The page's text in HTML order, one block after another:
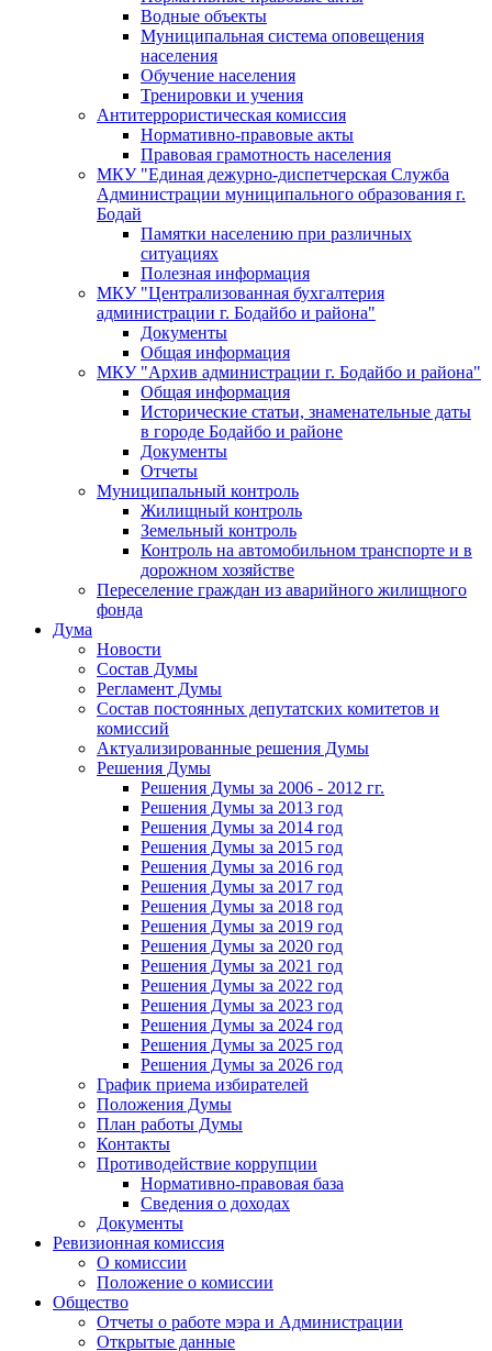
Водные объекты
Муниципальная система оповещения
населения
Обучение населения
Тренировки и учения
Антитеррористическая комиссия
Нормативно-правовые акты
Правовая грамотность населения
МКУ "Единая дежурно-диспетчерская Служба
Администрации муниципального образования г.
Бодай
Памятки населению при различных
ситуациях
Полезная информация
МКУ "Централизованная бухгалтерия
администрации г. Бодайбо и района"
Документы
Общая информация
МКУ "Архив администрации г. Бодайбо и района"
Общая информация
Исторические статьи, знаменательные даты
в городе Бодайбо и районе
Документы
Отчеты
Муниципальный контроль
Жилищный контроль
Земельный контроль
Контроль на автомобильном транспорте и в
дорожном хозяйстве
Переселение граждан из аварийного жилищного
фонда
Дума
Новости
Состав Думы
Регламент Думы
Состав постоянных депутатских комитетов и
комиссий
Актуализированные решения Думы
Решения Думы
Решения Думы за 2006 - 2012 гг.
Решения Думы за 2013 год
Решения Думы за 2014 год
Решения Думы за 2015 год
Решения Думы за 2016 год
Решения Думы за 2017 год
Решения Думы за 2018 год
Решения Думы за 2019 год
Решения Думы за 2020 год
Решения Думы за 2021 год
Решения Думы за 2022 год
Решения Думы за 2023 год
Решения Думы за 2024 год
Решения Думы за 2025 год
Решения Думы за 2026 год
График приема избирателей
Положения Думы
План работы Думы
Контакты
Противодействие коррупции
Нормативно-правовая база
Сведения о доходах
Документы
Ревизионная комиссия
О комиссии
Положение о комиссии
Общество
Отчеты о работе мэра и Администрации
Открытые данные